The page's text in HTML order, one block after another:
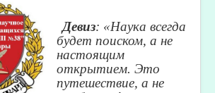
Девиз: «Наука всегда
будет поиском, а не
настоящим
открытием. Это
путешествие, а не